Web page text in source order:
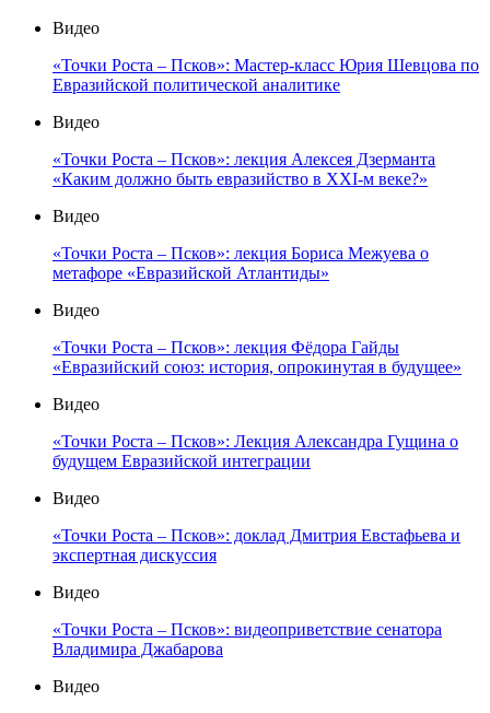
Видео
«Точки Роста – Псков»: Мастер-класс Юрия Шевцова по
Евразийской политической аналитике
Видео
«Точки Роста – Псков»: лекция Алексея Дзерманта
«Каким должно быть евразийство в XXI-м веке?»
Видео
«Точки Роста – Псков»: лекция Бориса Межуева о
метафоре «Евразийской Атлантиды»
Видео
«Точки Роста – Псков»: лекция Фёдора Гайды
«Евразийский союз: история, опрокинутая в будущее»
Видео
«Точки Роста – Псков»: Лекция Александра Гущина о
будущем Евразийской интеграции
Видео
«Точки Роста – Псков»: доклад Дмитрия Евстафьева и
экспертная дискуссия
Видео
«Точки Роста – Псков»: видеоприветствие сенатора
Владимира Джабарова
Видео